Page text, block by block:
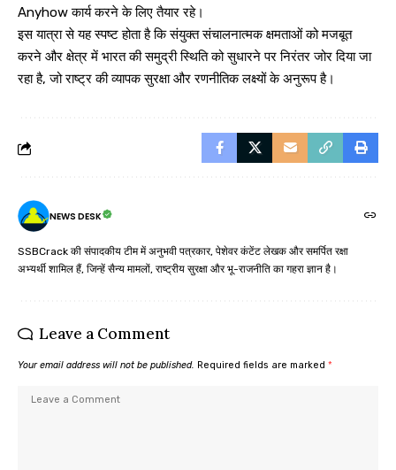
Anyhow कार्य करने के लिए तैयार रहे।
इस यात्रा से यह स्पष्ट होता है कि संयुक्त संचालनात्मक क्षमताओं को मजबूत
करने और क्षेत्र में भारत की समुद्री स्थिति को सुधारने पर निरंतर जोर दिया जा
रहा है, जो राष्ट्र की व्यापक सुरक्षा और रणनीतिक लक्ष्यों के अनुरूप है।
NEWS DESK
SSBCrack की संपादकीय टीम में अनुभवी पत्रकार, पेशेवर कंटेंट लेखक और समर्पित रक्षा
अभ्यर्थी शामिल हैं, जिन्हें सैन्य मामलों, राष्ट्रीय सुरक्षा और भू-राजनीति का गहरा ज्ञान है।
Leave a Comment
Your email address will not be published. Required fields are marked *